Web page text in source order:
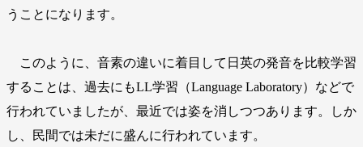
うことになります。
このように、音素の違いに着目して日英の発音を比較学習
することは、過去にもLL学習（Language Laboratory）などで
行われていましたが、最近では姿を消しつつあります。しか
し、民間では未だに盛んに行われています。